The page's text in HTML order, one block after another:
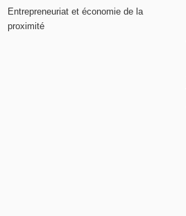
Entrepreneuriat et économie de la
proximité